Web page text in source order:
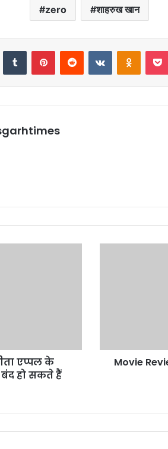
zero शाहरुख खान
Tumblr PinterestReddit VKontakte
एप्पल के
हो सकते हैं
जीरो
Movie